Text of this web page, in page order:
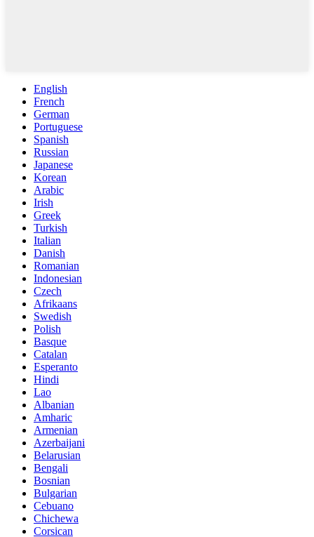
English
French
German
Portuguese
Spanish
Russian
Japanese
Korean
Arabic
Irish
Greek
Turkish
Italian
Danish
Romanian
Indonesian
Czech
Afrikaans
Swedish
Polish
Basque
Catalan
Esperanto
Hindi
Lao
Albanian
Amharic
Armenian
Azerbaijani
Belarusian
Bengali
Bosnian
Bulgarian
Cebuano
Chichewa
Corsican